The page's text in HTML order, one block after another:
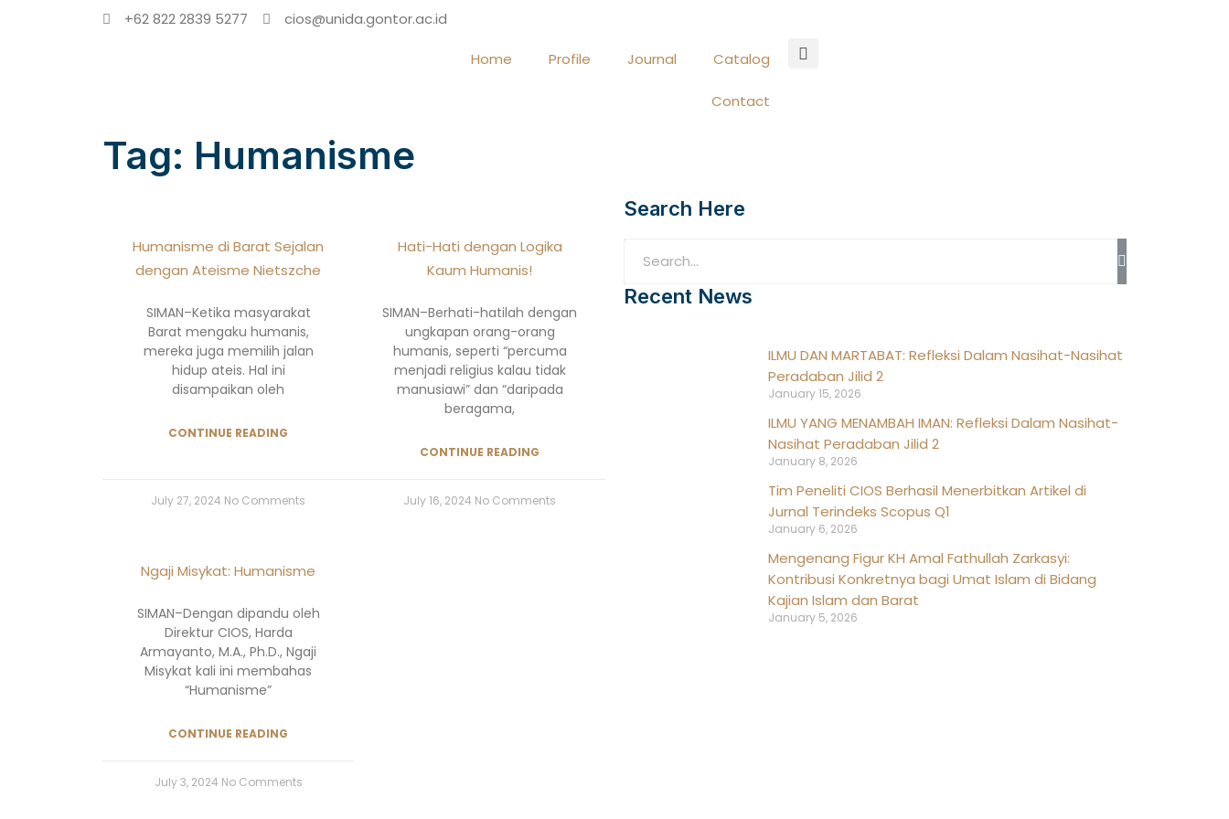
+62 822 2839 5277 cios@unida.gontor.ac.id
Home Profile Journal Catalog
Contact
Tag: Humanisme
Humanisme di Barat Sejalan
dengan Ateisme Nietszche
SIMAN–Ketika masyarakat
Barat mengaku humanis,
mereka juga memilih jalan
hidup ateis. Hal ini
disampaikan oleh
CONTINUE READING
July 27, 2024 No Comments
Hati-Hati dengan Logika
Kaum Humanis!
SIMAN–Berhati-hatilah dengan
ungkapan orang-orang
humanis, seperti “percuma
menjadi religius kalau tidak
manusiawi” dan “daripada
beragama,
CONTINUE READING
July 16, 2024 No Comments
Ngaji Misykat: Humanisme
SIMAN–Dengan dipandu oleh
Direktur CIOS, Harda
Armayanto, M.A., Ph.D., Ngaji
Misykat kali ini membahas
“Humanisme”
CONTINUE READING
July 3, 2024 No Comments
Search Here
Recent News
ILMU DAN MARTABAT: Refleksi Dalam Nasihat-Nasihat
Peradaban Jilid 2
January 15, 2026
ILMU YANG MENAMBAH IMAN: Refleksi Dalam Nasihat-
Nasihat Peradaban Jilid 2
January 8, 2026
Tim Peneliti CIOS Berhasil Menerbitkan Artikel di
Jurnal Terindeks Scopus Q1
January 6, 2026
Mengenang Figur KH Amal Fathullah Zarkasyi:
Kontribusi Konkretnya bagi Umat Islam di Bidang
Kajian Islam dan Barat
January 5, 2026